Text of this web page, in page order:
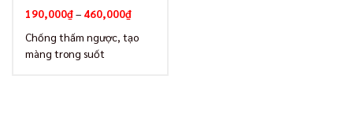
190,000₫– 460,000₫Khoảng
giá:
từ
190,000₫
Chống thấm ngược, tạo
màng trong suốt